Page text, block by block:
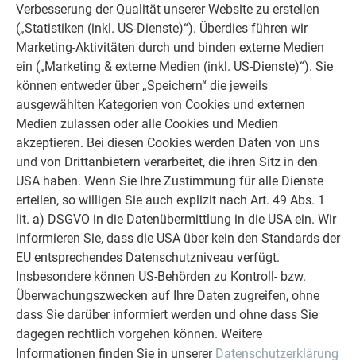
Verbesserung der Qualität unserer Website zu erstellen
(„Statistiken (inkl. US-Dienste)“). Überdies führen wir
Marketing-Aktivitäten durch und binden externe Medien
ein („Marketing & externe Medien (inkl. US-Dienste)“). Sie
können entweder über „Speichern“ die jeweils
ausgewählten Kategorien von Cookies und externen
Medien zulassen oder alle Cookies und Medien
akzeptieren. Bei diesen Cookies werden Daten von uns
und von Drittanbietern verarbeitet, die ihren Sitz in den
USA haben. Wenn Sie Ihre Zustimmung für alle Dienste
erteilen, so willigen Sie auch explizit nach Art. 49 Abs. 1
lit. a) DSGVO in die Datenübermittlung in die USA ein. Wir
informieren Sie, dass die USA über kein den Standards der
EU entsprechendes Datenschutzniveau verfügt.
Insbesondere können US-Behörden zu Kontroll- bzw.
Überwachungszwecken auf Ihre Daten zugreifen, ohne
dass Sie darüber informiert werden und ohne dass Sie
dagegen rechtlich vorgehen können. Weitere
Informationen finden Sie in unserer Datenschutzerklärung
EIN HARMONISCHES GANZES
„Wir mussten vorab viele Berechnungen anstellen, damit sich
jede Stelle und alle vier Gebäudeseiten aufeinander
ausrichten. Da die Seiten abgerundet sind, musste alles
genau zusammenpassen, damit letztendlich ein
harmonisches Ganzes entsteht“, erklärt Ronan Lelièvre,
Hauptverantwortlicher des Unternehmens Raimond. Um die
vier Kuppeln an den „Gebäudeecken“ zu realisieren, wurde
jede einzelne Schindel millimetergenau kalkuliert und
zugeschnitten. Ganze 42 Reihen wurden so in der Werkstatt
vorbereitet, und jedes Teilstück bekam eine Nummer. Auf der
Baustelle wurden die
Dach- und Wandschindeln
dann laut Plan verlegt. Für die abgerundeten Teile wurden
kleinere Formate verwendet, sodass alle Formen realisierbar
waren. „Bemerkenswert ist, dass sich das Dach perfekt an
der Fassade ausrichtet, es gibt keine Übergänge oder